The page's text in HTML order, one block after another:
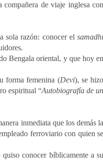
compañera de viaje inglesa con
sola razón: conocer elsamadhi
Bengala oriental, y que hoy en
forma femenina (Devi), se hizo
espiritual “Autobiografía de un
inmediata que los demás la
ferroviario con quien se
conocer bíblicamente a su